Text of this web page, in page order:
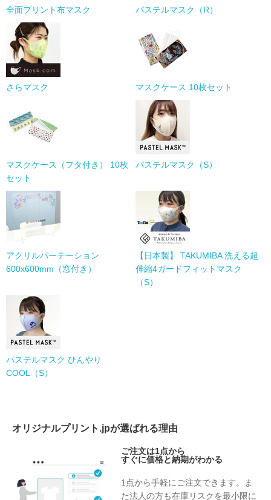
全面プリント布マスク パステルマスク（R）
さらマスク マスクケース 10枚セット
マスクケース（フタ付き） 10枚
セット
パステルマスク（S）
アクリルパーテーション
600x600mm（窓付き）
【日本製】 TAKUMIBA 洗える超
伸縮4ガードフィットマスク
（S）
パステルマスク ひんやり
COOL（S）
オリジナルプリント.jpが選ばれる理由
ご注文は1点から
すぐに価格と納期がわかる
1点から手軽にご注文できます。ま
た法人の方も在庫リスクを最小限に